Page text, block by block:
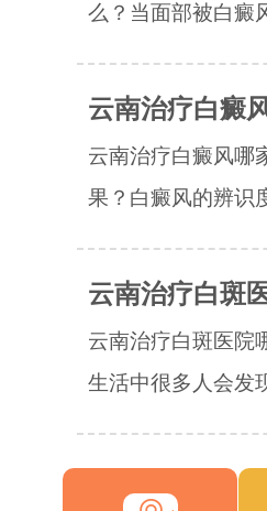
么？当面部被白癜
云南治疗白癜
云南治疗白癜风哪
果？白癜风的辨识
云南治疗白斑
云南治疗白斑医院
生活中很多人会发